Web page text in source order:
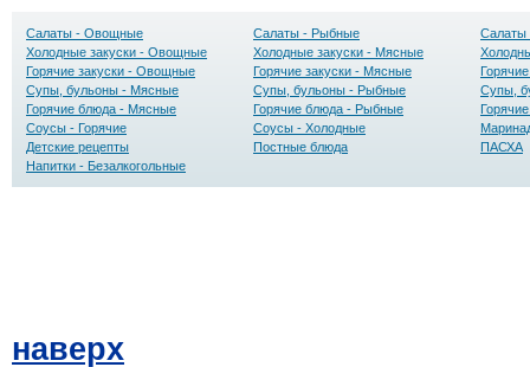
Салаты - Овощные Салаты - Рыбные
Салаты
Холодные закуски - Овощные
Холодные закуски - Мясные
Горячие закуски - Овощные
Горячие закуски - Мясные
Супы, бульоны - Мясные
Супы, бульоны - Рыбные
Супы,
Горячие блюда - Мясные
Горячие блюда - Рыбные
Соусы - Горячие
Соусы - Холодные
Детские рецепты
Постные блюда
ПАСХА
Напитки - Безалкогольные
наверх